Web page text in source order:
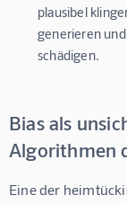
plausibel
generieren
schädigen.
Bias als
Algorithmen
Eine der